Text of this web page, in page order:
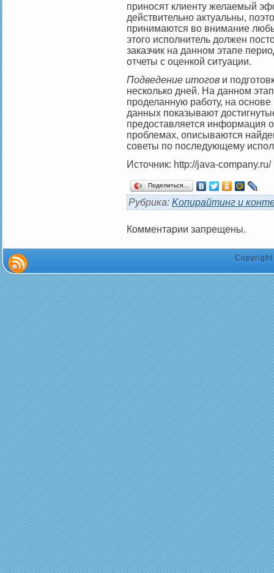
приносят клиенту желаемый
действительно актуальны,
принимаются во внимание
этого исполнитель должен
заказчик на данном этапе
отчеты с оценкой ситуации.
Подведение итогов и
несколько дней. На данном
проделанную работу, на
данных показывают
предоставляется информация
проблемах, описываются
советы по последующему
Источник: http://java-company.ru/
Поделиться…
Рубрика: Kопирайтинг и
Комментарии запрещены.